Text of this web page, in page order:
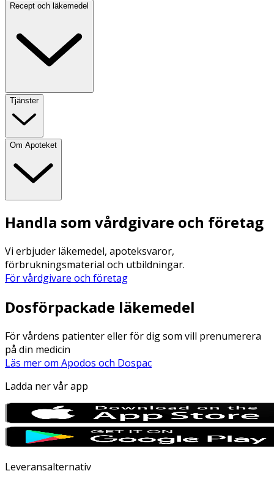
Recept och läkemedel
Tjänster
Om Apoteket
Handla som vårdgivare och företag
Vi erbjuder läkemedel, apoteksvaror,
förbrukningsmaterial och utbildningar.
För vårdgivare och företag
Dosförpackade läkemedel
För vårdens patienter eller för dig som vill prenumerera
på din medicin
Läs mer om Apodos och Dospac
Ladda ner vår app
Leveransalternativ